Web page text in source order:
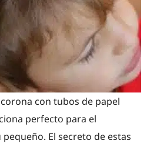
con tubos de papel
perfecto para el
El secreto de estas